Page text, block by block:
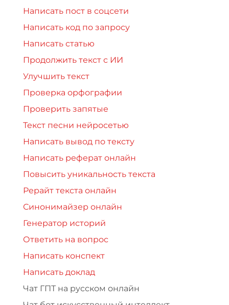
Написать пост в соцсети
Написать код по запросу
Написать статью
Продолжить текст с ИИ
Улучшить текст
Проверка орфографии
Проверить запятые
Текст песни нейросетью
Написать вывод по тексту
Написать реферат онлайн
Повысить уникальность текста
Рерайт текста онлайн
Синонимайзер онлайн
Генератор историй
Ответить на вопрос
Написать конспект
Написать доклад
Чат ГПТ на русском онлайн